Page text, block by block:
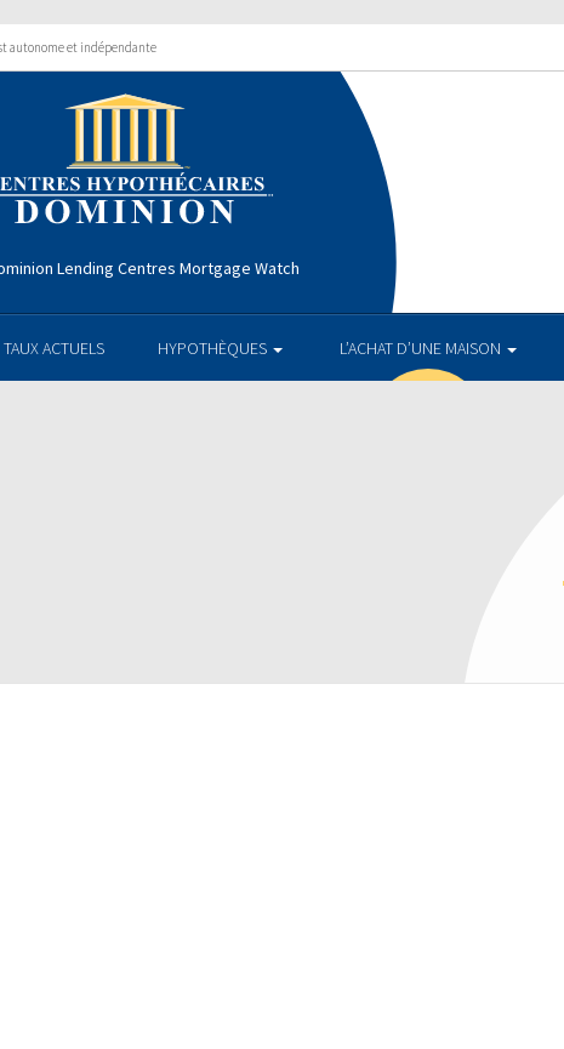
autonome et indépendante
Lending Centres Mortgage Watch
TAUX ACTUELS HYPOTHÈQUES L’ACHAT D’UNE MAISON